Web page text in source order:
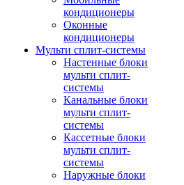
кондиционеры
Оконные
кондиционеры
Мульти сплит-системы
Настенные блоки
мульти сплит-
системы
Канальные блоки
мульти сплит-
системы
Кассетные блоки
мульти сплит-
системы
Наружные блоки